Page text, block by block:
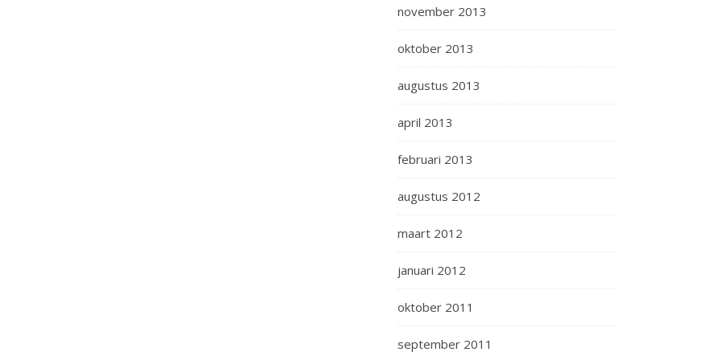
november 2013
oktober 2013
augustus 2013
april 2013
februari 2013
augustus 2012
maart 2012
januari 2012
oktober 2011
september 2011